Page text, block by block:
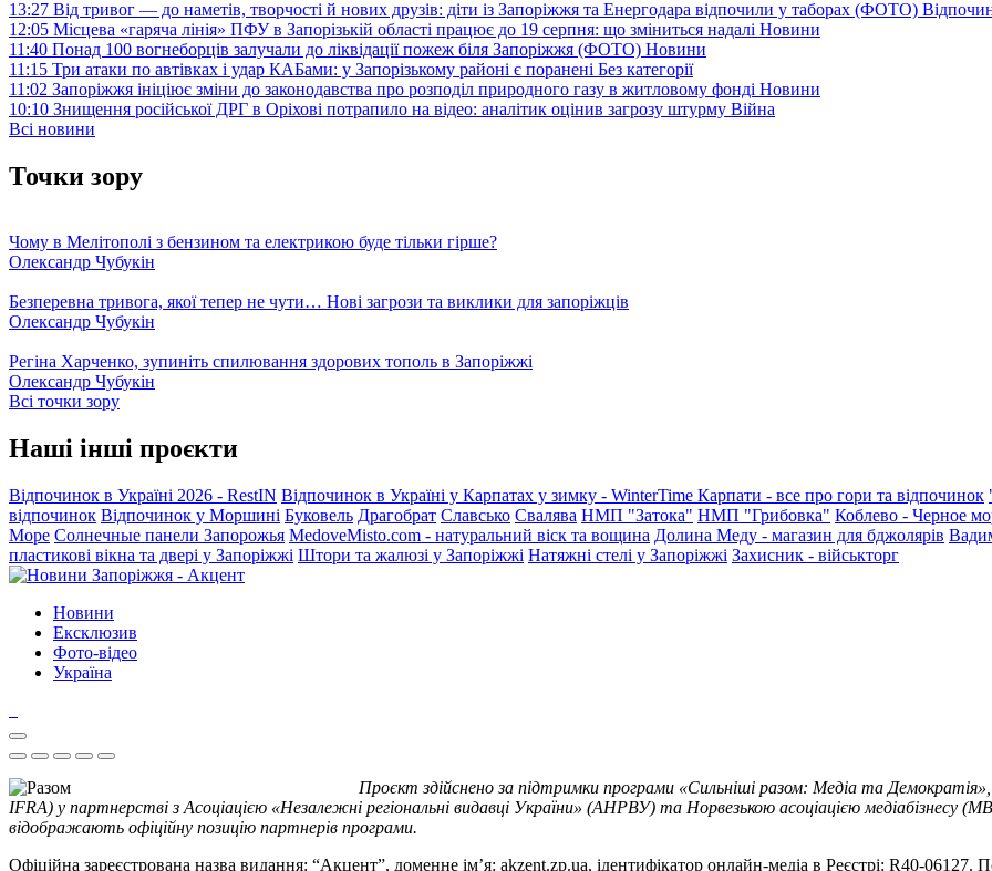
13:27 Від тривог — до наметів, творчості й нових друзів: діти із Запоріжжя та Енергодара відпочили у таборах (ФОТО)
12:05 Місцева «гаряча лінія» ПФУ в Запорізькій області працює до 19 серпня: що зміниться надалі Новини
11:40 Понад 100 вогнеборців залучали до ліквідації пожеж біля Запоріжжя (ФОТО) Новини
11:15 Три атаки по автівках і удар КАБами: у Запорізькому районі є поранені Без категорії
11:02 Запоріжжя ініціює зміни до законодавства про розподіл природного газу в житловому фонді Новини
10:10 Знищення російської ДРГ в Оріхові потрапило на відео: аналітик оцінив загрозу штурму Війна
Всі новини
Точки зору
Чому в Мелітополі з бензином та електрикою буде тільки гірше?
Олександр Чубукін
Безперевна тривога, якої тепер не чути… Нові загрози та виклики для запоріжців
Олександр Чубукін
Регіна Харченко, зупиніть спилювання здорових тополь в Запоріжжі
Олександр Чубукін
Всі точки зору
Наші інші проєкти
Відпочинок в Україні 2026 - RestIN Відпочинок в Україні у Карпатах у зимку - WinterTime Карпати - все про гори та відпочинок
відпочинок Відпочинок у Моршині Буковель Драгобрат Славсько Свалява НМП "Затока" НМП "Грибовка" Коблево - Черное
Море Солнечные панели Запорожья MedoveMisto.com - натуральний віск та вощина Долина Меду - магазин для бджолярів
пластикові вікна та двері у Запоріжжі Штори та жалюзі у Запоріжжі Натяжні стелі у Запоріжжі Захисник - військторг
Новини
Ексклюзив
Фото-відео
Україна
Проєкт здійснено за підтримки програми «Сильніші разом: Медіа та
IFRA) у партнерстві з Асоціацією «Незалежні регіональні видавці України» (АНРВУ) та Норвезькою асоціацією медіабізнесу
відображають офіційну позицію партнерів програми.
Офіційна зареєстрована назва видання: “Акцент”, доменне ім’я: akzent.zp.ua, ідентифікатор онлайн-медіа в Реєстрі: R40-